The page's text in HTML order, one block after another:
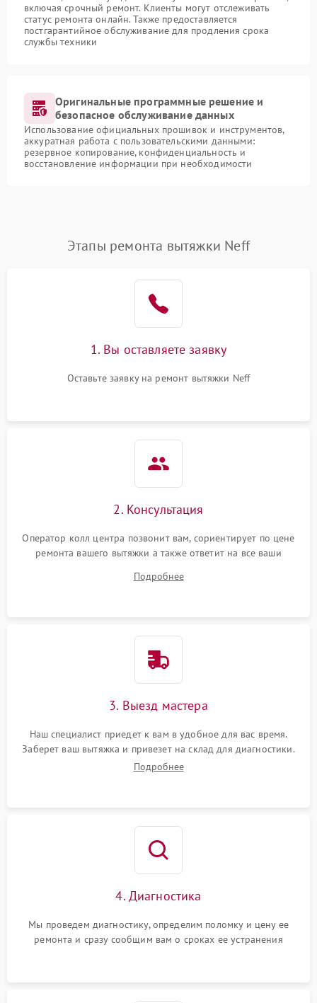
включая срочный ремонт. Клиенты могут отслеживать
статус ремонта онлайн. Также предоставляется
постгарантийное обслуживание для продления срока
службы техники
Оригинальные программные решение и
безопасное обслуживание данных
Использование официальных прошивок и инструментов,
аккуратная работа с пользовательскими данными:
резервное копирование, конфиденциальность и
восстановление информации при необходимости
Этапы ремонта вытяжки Neff
1. Вы оставляете заявку
Оставьте заявку на ремонт вытяжки Neff
2. Консультация
Оператор колл центра позвонит вам, сориентирует по цене
ремонта вашего вытяжки а также ответит на все ваши
Подробнее
3. Выезд мастера
Наш специалист приедет к вам в удобное для вас время.
Заберет ваш вытяжка и привезет на склад для диагностики.
Подробнее
4. Диагностика
Мы проведем диагностику, определим поломку и цену ее
ремонта и сразу сообщим вам о сроках ее устранения